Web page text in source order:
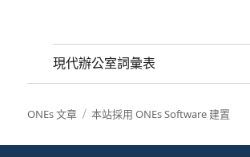
現代辦公室詞彙表
ONEs 文章 本站採用 ONEs Software 建置